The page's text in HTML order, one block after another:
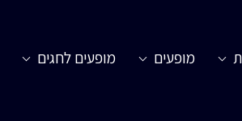
מופעים מופעים לחגים